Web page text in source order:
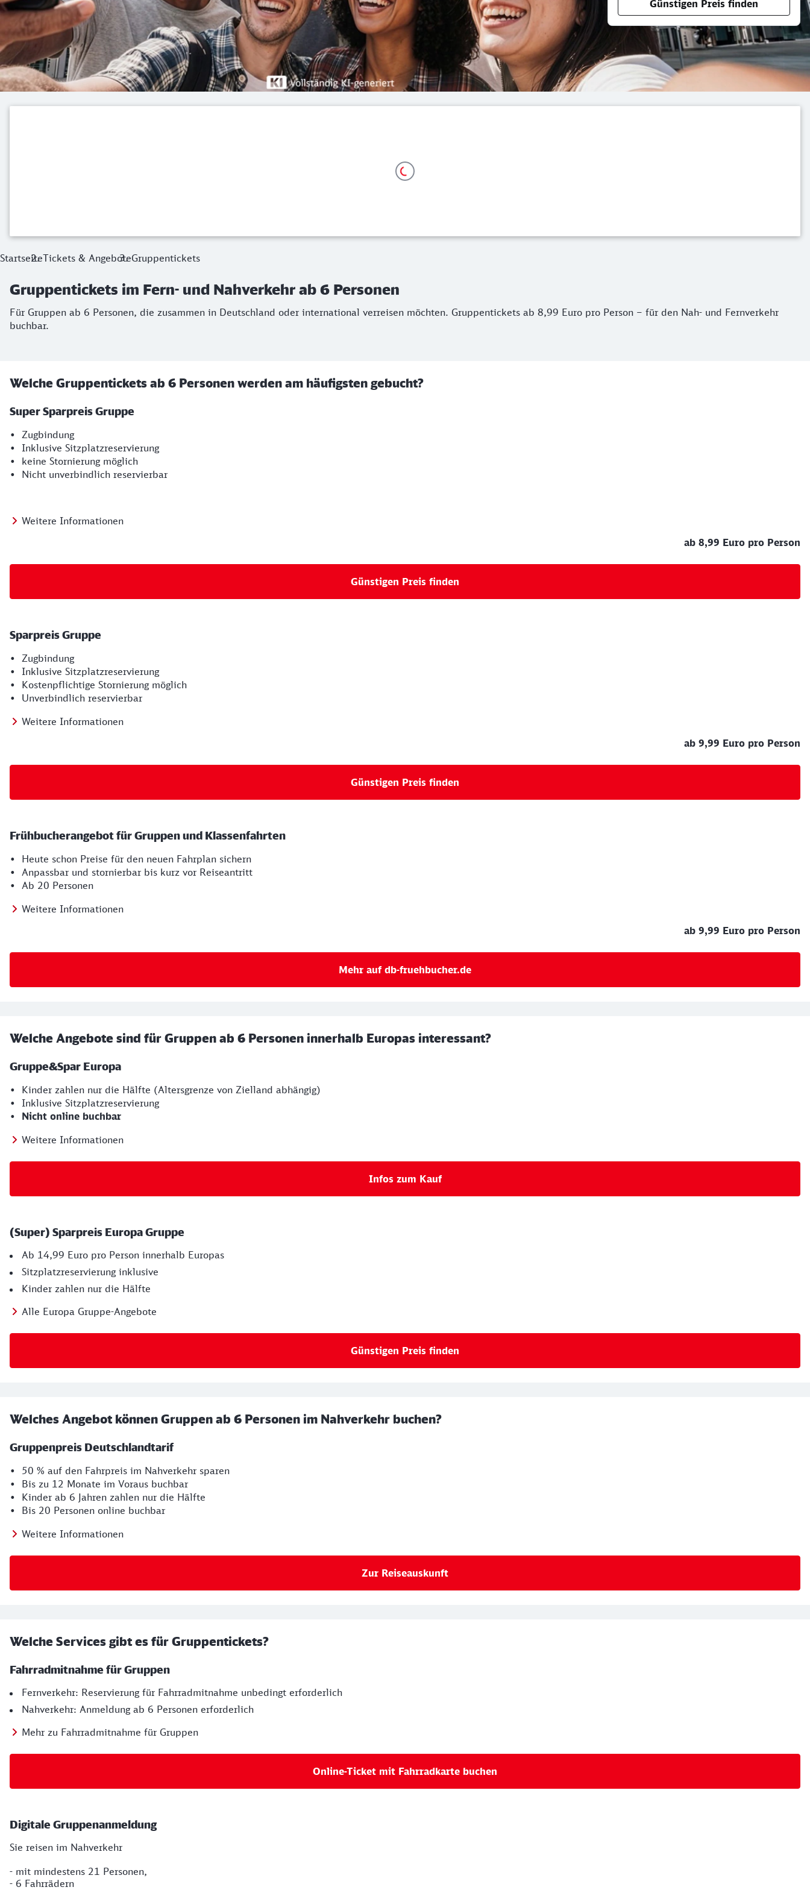
Günstigen Preis finden
StartseiteTickets & AngeboteGruppentickets
Gruppentickets im Fern- und Nahverkehr ab 6 Personen
Für Gruppen ab 6 Personen, die zusammen in Deutschland oder international verreisen möchten. Gruppentickets ab 8,99 Euro pro Person – für den Nah- und Fernverkehr
buchbar.
Welche Gruppentickets ab 6 Personen werden am häufigsten gebucht?
Super Sparpreis Gruppe
• Zugbindung
• Inklusive Sitzplatzreservierung
• keine Stornierung möglich
• Nicht unverbindlich reservierbar
Weitere Informationen
ab 8,99 Euro pro Person
Günstigen Preis finden
Sparpreis Gruppe
• Zugbindung
• Inklusive Sitzplatzreservierung
• Kostenpflichtige Stornierung möglich
• Unverbindlich reservierbar
Weitere Informationen
ab 9,99 Euro pro Person
Günstigen Preis finden
Frühbucherangebot für Gruppen und Klassenfahrten
• Heute schon Preise für den neuen Fahrplan sichern
• Anpassbar und stornierbar bis kurz vor Reiseantritt
• Ab 20 Personen
Weitere Informationen
ab 9,99 Euro pro Person
Mehr auf db-fruehbucher.de
Welche Angebote sind für Gruppen ab 6 Personen innerhalb Europas interessant?
Gruppe&Spar Europa
• Kinder zahlen nur die Hälfte (Altersgrenze von Zielland abhängig)
• Inklusive Sitzplatzreservierung
• Nicht online buchbar
Weitere Informationen
Infos zum Kauf
(Super) Sparpreis Europa Gruppe
Ab 14,99 Euro pro Person innerhalb Europas
Sitzplatzreservierung inklusive
Kinder zahlen nur die Hälfte
Alle Europa Gruppe-Angebote
Günstigen Preis finden
Welches Angebot können Gruppen ab 6 Personen im Nahverkehr buchen?
Gruppenpreis Deutschlandtarif
• 50 % auf den Fahrpreis im Nahverkehr sparen
• Bis zu 12 Monate im Voraus buchbar
• Kinder ab 6 Jahren zahlen nur die Hälfte
• Bis 20 Personen online buchbar
Weitere Informationen
Zur Reiseauskunft
Welche Services gibt es für Gruppentickets?
Fahrradmitnahme für Gruppen
Fernverkehr: Reservierung für Fahrradmitnahme unbedingt erforderlich
Nahverkehr: Anmeldung ab 6 Personen erforderlich
Mehr zu Fahrradmitnahme für Gruppen
Online-Ticket mit Fahrradkarte buchen
Digitale Gruppenanmeldung
Sie reisen im Nahverkehr
- mit mindestens 21 Personen,
- 6 Fahrrädern